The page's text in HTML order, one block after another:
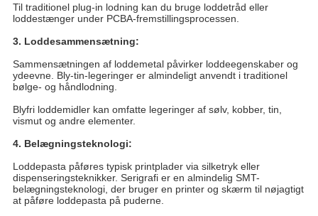
Til traditionel plug-in lodning kan du bruge loddetråd eller
loddestænger under PCBA-fremstillingsprocessen.
3. Loddesammensætning:
Sammensætningen af ​​loddemetal påvirker loddeegenskaber og
ydeevne. Bly-tin-legeringer er almindeligt anvendt i traditionel
bølge- og håndlodning.
Blyfri loddemidler kan omfatte legeringer af sølv, kobber, tin,
vismut og andre elementer.
4. Belægningsteknologi:
Loddepasta påføres typisk printplader via silketryk eller
dispenseringsteknikker. Serigrafi er en almindelig SMT-
belægningsteknologi, der bruger en printer og skærm til nøjagtigt
at påføre loddepasta på puderne.